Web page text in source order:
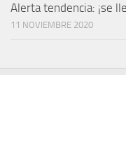
Alerta tendencia: ¡se
11 NOVIEMBRE 2020